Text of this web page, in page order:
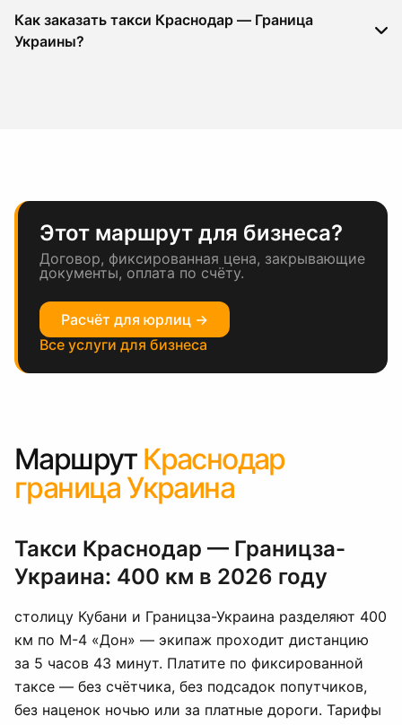
Как заказать такси Краснодар — Граница
Украины?
Этот маршрут для бизнеса?
Договор, фиксированная цена, закрывающие
документы, оплата по счёту.
Расчёт для юрлиц →
Все услуги для бизнеса
Маршрут Краснодар
граница Украина
Такси Краснодар — Границза-
Украина: 400 км в 2026 году
столицу Кубани и Границза-Украина разделяют 400
км по М-4 «Дон» — экипаж проходит дистанцию
за 5 часов 43 минут. Платите по фиксированной
таксе — без счётчика, без подсадок попутчиков,
без наценок ночью или за платные дороги. Тарифы